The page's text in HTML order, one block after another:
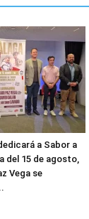
a Sabor a
del 15 de agosto,
Vega se